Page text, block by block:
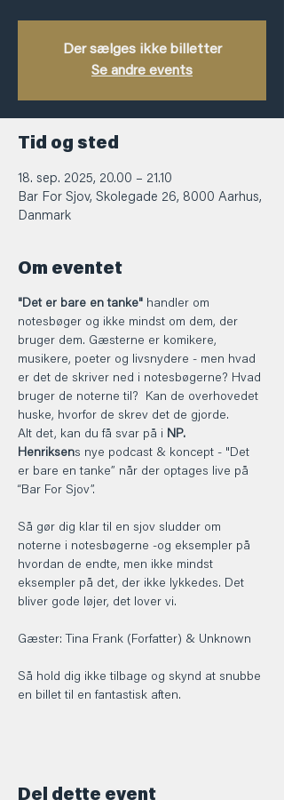
Der sælges ikke billetter
Se andre events
Tid og sted
18. sep. 2025, 20.00 – 21.10
Bar For Sjov, Skolegade 26, 8000 Aarhus,
Danmark
Om eventet
"Det er bare en tanke" handler om
notesbøger og ikke mindst om dem, der
bruger dem. Gæsterne er komikere,
musikere, poeter og livsnydere - men hvad
er det de skriver ned i notesbøgerne? Hvad
bruger de noterne til?  Kan de overhovedet
huske, hvorfor de skrev det de gjorde.
Alt det, kan du få svar på i NP.
Henriksens nye podcast & koncept - "Det
er bare en tanke” når der optages live på
“Bar For Sjov”.
Så gør dig klar til en sjov sludder om
noterne i notesbøgerne -og eksempler på
hvordan de endte, men ikke mindst
eksempler på det, der ikke lykkedes. Det
bliver gode løjer, det lover vi.
Gæster: Tina Frank (Forfatter) & Unknown
Så hold dig ikke tilbage og skynd at snubbe
en billet til en fantastisk aften.
Del dette event